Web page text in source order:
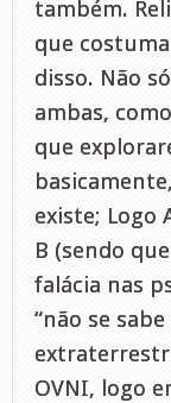
também.
que
disso. Não
ambas,
que
existe; Logo
B (sendo
falácia nas
“não se
OVNI, logo